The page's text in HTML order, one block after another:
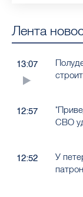
Лента
13:07
12:57
СВО
12:52
У